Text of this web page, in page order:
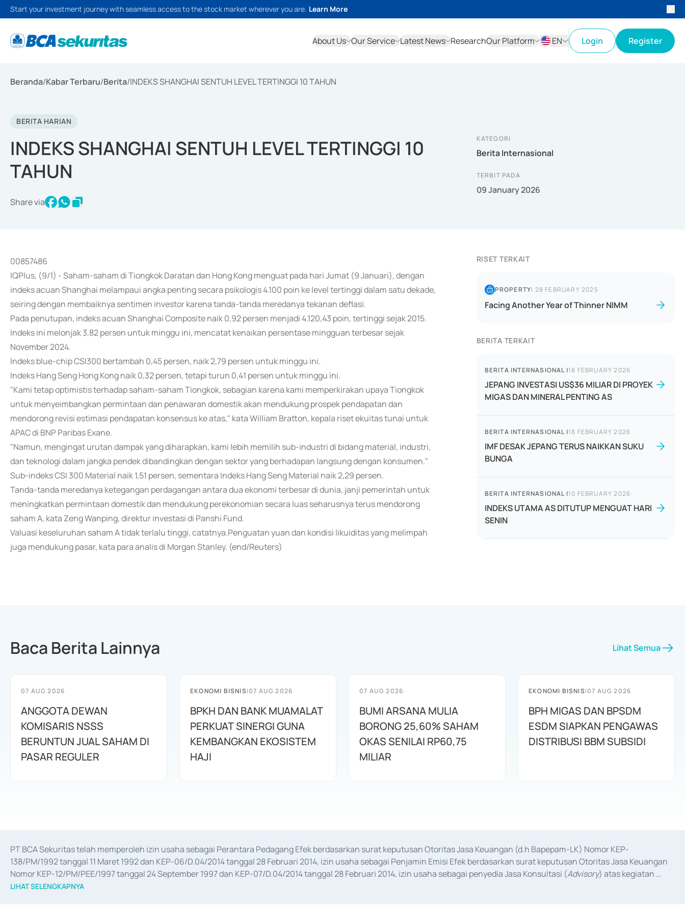
Start your investment journey with seamless access to the stock market wherever you are. Learn More
About Us Our Service Latest News ResearchOur Platform
EN
Login Register
Beranda/Kabar Terbaru/Berita/INDEKS SHANGHAI SENTUH LEVEL TERTINGGI 10 TAHUN
BERITA HARIAN
INDEKS SHANGHAI SENTUH LEVEL TERTINGGI 10
TAHUN
Share via
KATEGORI
Berita Internasional
TERBIT PADA
09 January 2026
00857486
IQPlus, (9/1) - Saham-saham di Tiongkok Daratan dan Hong Kong menguat pada hari Jumat (9 Januari), dengan
indeks acuan Shanghai melampaui angka penting secara psikologis 4.100 poin ke level tertinggi dalam satu dekade,
seiring dengan membaiknya sentimen investor karena tanda-tanda meredanya tekanan deflasi.
Pada penutupan, indeks acuan Shanghai Composite naik 0,92 persen menjadi 4.120,43 poin, tertinggi sejak 2015.
Indeks ini melonjak 3,82 persen untuk minggu ini, mencatat kenaikan persentase mingguan terbesar sejak
November 2024.
Indeks blue-chip CSI300 bertambah 0,45 persen, naik 2,79 persen untuk minggu ini.
Indeks Hang Seng Hong Kong naik 0,32 persen, tetapi turun 0,41 persen untuk minggu ini.
"Kami tetap optimistis terhadap saham-saham Tiongkok, sebagian karena kami memperkirakan upaya Tiongkok
untuk menyeimbangkan permintaan dan penawaran domestik akan mendukung prospek pendapatan dan
mendorong revisi estimasi pendapatan konsensus ke atas," kata William Bratton, kepala riset ekuitas tunai untuk
APAC di BNP Paribas Exane.
"Namun, mengingat urutan dampak yang diharapkan, kami lebih memilih sub-industri di bidang material, industri,
dan teknologi dalam jangka pendek dibandingkan dengan sektor yang berhadapan langsung dengan konsumen."
Sub-indeks CSI 300 Material naik 1,51 persen, sementara Indeks Hang Seng Material naik 2,29 persen.
Tanda-tanda meredanya ketegangan perdagangan antara dua ekonomi terbesar di dunia, janji pemerintah untuk
meningkatkan permintaan domestik dan mendukung perekonomian secara luas seharusnya terus mendorong
saham A, kata Zeng Wanping, direktur investasi di Panshi Fund.
Valuasi keseluruhan saham A tidak terlalu tinggi, catatnya.Penguatan yuan dan kondisi likuiditas yang melimpah
juga mendukung pasar, kata para analis di Morgan Stanley. (end/Reuters)
RISET TERKAIT
PROPERTY| 28 FEBRUARY 2025
Facing Another Year of Thinner NIMM
BERITA TERKAIT
BERITA INTERNASIONAL |18 FEBRUARY 2026
JEPANG INVESTASI US$36 MILIAR DI PROYEK
MIGAS DAN MINERAL PENTING AS
BERITA INTERNASIONAL |18 FEBRUARY 2026
IMF DESAK JEPANG TERUS NAIKKAN SUKU
BUNGA
BERITA INTERNASIONAL |10 FEBRUARY 2026
INDEKS UTAMA AS DITUTUP MENGUAT HARI
SENIN
Baca Berita Lainnya Lihat Semua
07 AUG 2026
ANGGOTA DEWAN
KOMISARIS NSSS
BERUNTUN JUAL SAHAM DI
PASAR REGULER
EKONOMI BISNIS|07 AUG 2026
BPKH DAN BANK MUAMALAT
PERKUAT SINERGI GUNA
KEMBANGKAN EKOSISTEM
HAJI
07 AUG 2026
BUMI ARSANA MULIA
BORONG 25,60% SAHAM
OKAS SENILAI RP60,75
MILIAR
EKONOMI BISNIS|07 AUG 2026
BPH MIGAS DAN BPSDM
ESDM SIAPKAN PENGAWAS
DISTRIBUSI BBM SUBSIDI
PT BCA Sekuritas telah memperoleh izin usaha sebagai Perantara Pedagang Efek berdasarkan surat keputusan Otoritas Jasa Keuangan (d.h Bapepam-LK) Nomor KEP-
138/PM/1992 tanggal 11 Maret 1992 dan KEP-06/D.04/2014 tanggal 28 Februari 2014, izin usaha sebagai Penjamin Emisi Efek berdasarkan surat keputusan Otoritas Jasa Keuangan
Nomor KEP-12/PM/PEE/1997 tanggal 24 September 1997 dan KEP-07/D.04/2014 tanggal 28 Februari 2014, izin usaha sebagai penyedia Jasa Konsultasi (Advisory) atas kegiatan
merger, akuisisi, divestasi, dan
LIHAT SELENGKAPNYA